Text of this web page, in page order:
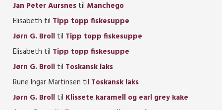
Jan Peter Aursnes til Manchego
Elisabeth til Tipp topp fiskesuppe
Jørn G. Broll til Tipp topp fiskesuppe
Elisabeth til Tipp topp fiskesuppe
Jørn G. Broll til Toskansk laks
Rune Ingar Martinsen til Toskansk laks
Jørn G. Broll til Klissete karamell og earl grey kake